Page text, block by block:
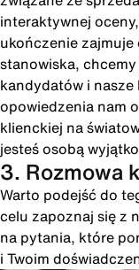
interaktywnej
ukończenie zajmuje
stanowiska,
kandydatów i
opowiedzenia nam
klienckiej na
jesteś osobą
3. Rozmowa
Warto podejść do
celu zapoznaj się z
na pytania, które
i Twoim